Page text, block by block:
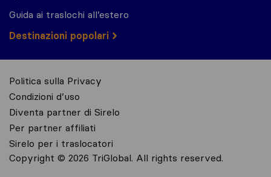
Guida ai traslochi all’estero
Destinazioni popolari
Politica sulla Privacy
Condizioni d’uso
Diventa partner di Sirelo
Per partner affiliati
Sirelo per i traslocatori
Copyright © 2026 TriGlobal. All rights reserved.